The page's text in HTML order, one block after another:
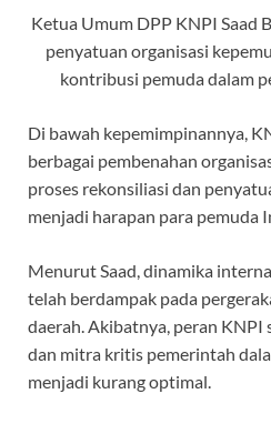
Ketua Umum DPP KNPI Saad
penyatuan organisasi
kontribusi pemuda dalam
Di bawah kepemimpinannya,
berbagai pembenahan
proses rekonsiliasi dan
menjadi harapan para pemuda
Menurut Saad, dinamika
telah berdampak pada
daerah. Akibatnya, peran KNPI
dan mitra kritis pemerintah
menjadi kurang optimal.